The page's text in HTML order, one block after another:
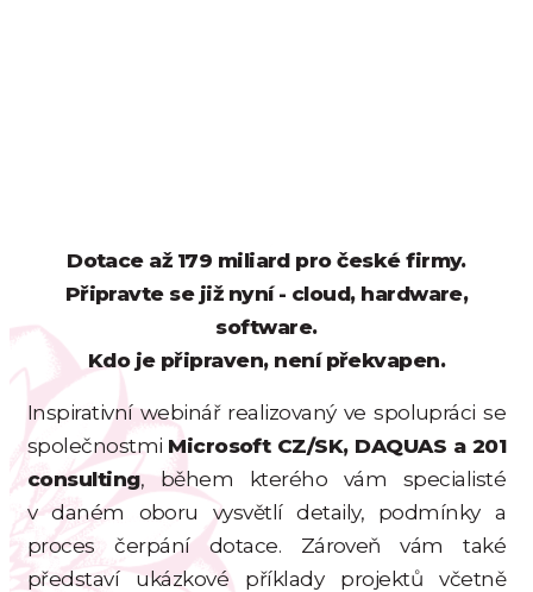
Dotace až 179 miliard pro české firmy.
Připravte se již nyní - cloud, hardware,
software.
Kdo je připraven, není překvapen.
Inspirativní webinář realizovaný ve spolupráci se
společnostmi Microsoft CZ/SK, DAQUAS a 201
consulting, během kterého vám specialisté
v daném oboru vysvětlí detaily, podmínky a
proces čerpání dotace. Zároveň vám také
představí ukázkové příklady projektů včetně